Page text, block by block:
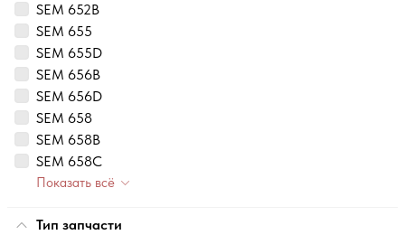
SEM 652B
SEM 655
SEM 655D
SEM 656B
SEM 656D
SEM 658
SEM 658B
SEM 658C
Показать всё
Тип запчасти